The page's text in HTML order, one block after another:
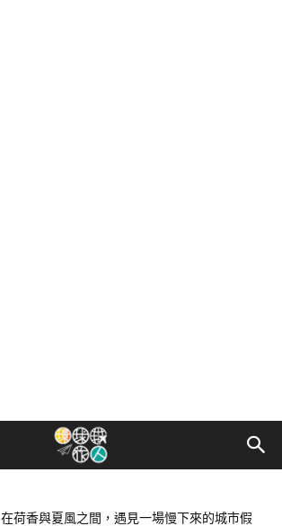
在荷香與夏風之間，遇見一場慢下來的城市假